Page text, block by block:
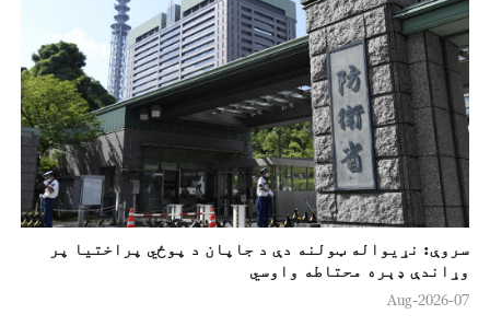
سروې: نړیواله ټولنه دې د جاپان د پوځي پراختیا پر
وړاندې ډېره محتاطه واوسي
07-Aug-2026